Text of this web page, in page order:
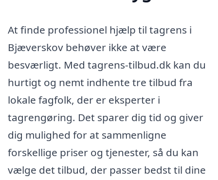
At finde professionel hjælp til tagrens i
Bjæverskov behøver ikke at være
besværligt. Med tagrens-tilbud.dk kan du
hurtigt og nemt indhente tre tilbud fra
lokale fagfolk, der er eksperter i
tagrengøring. Det sparer dig tid og giver
dig mulighed for at sammenligne
forskellige priser og tjenester, så du kan
vælge det tilbud, der passer bedst til dine